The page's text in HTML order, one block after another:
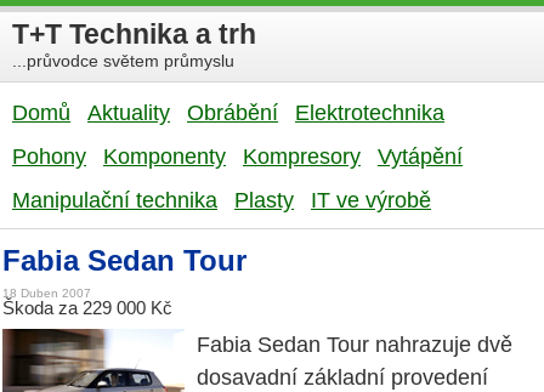
T+T Technika a trh
...průvodce světem průmyslu
Domů Aktuality Obrábění
Elektrotechnika
Pohony
Komponenty Kompresory
Vytápění
Manipulační technika
Plasty IT ve výrobě
Fabia Sedan Tour
18 Duben 2007
Škoda za 229 000 Kč
Fabia Sedan Tour nahrazuje dvě
dosavadní základní provedení